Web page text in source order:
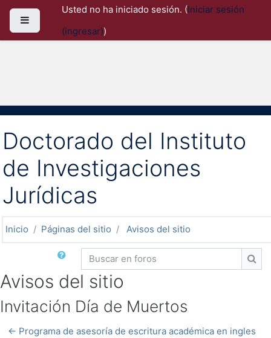
Saltar al contenido principalUsted no ha iniciado sesión. (Iniciar sesión
(ingresar))
Doctorado del Instituto
de Investigaciones
Jurídicas
Inicio Páginas del sitio Avisos del sitio
Buscar en foros
Avisos del sitio
Invitación Día de Muertos
← Programa de asesoría de escritura académica en ingles